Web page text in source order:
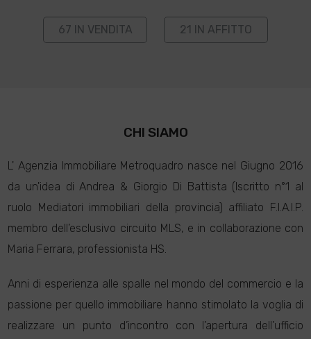
67 IN VENDITA 21 IN AFFITTO
CHI SIAMO
L' Agenzia Immobiliare Metroquadro nasce nel Giugno 2016
da un'idea di Andrea & Giorgio Di Battista (Iscritto n°1 al
ruolo Mediatori immobiliari della provincia) affiliato F.I.A.I.P.
membro dell’esclusivo circuito MLS, e in collaborazione con
Maria Ferrara, professionista HS.
Anni di esperienza alle spalle nel mondo del commercio e la
passione per quello immobiliare hanno stimolato la voglia di
realizzare un punto d’incontro con l’apertura dell’ufficio